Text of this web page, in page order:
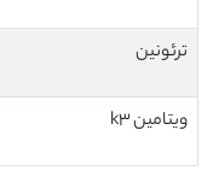
ترئونین
ویتامین k3